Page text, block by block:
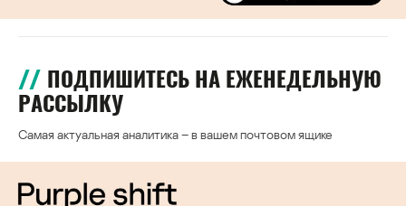
ПОДПИШИТЕСЬ НА ЕЖЕНЕДЕЛЬНУЮ
РАССЫЛКУ
Самая актуальная аналитика – в вашем почтовом ящике